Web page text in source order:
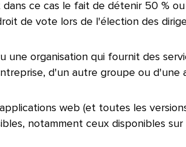
ce cas le fait de détenir 50 %
de vote lors de l'élection des
une organisation qui fournit des
d'un autre groupe ou d'une
web (et toutes les
notamment ceux disponibles sur